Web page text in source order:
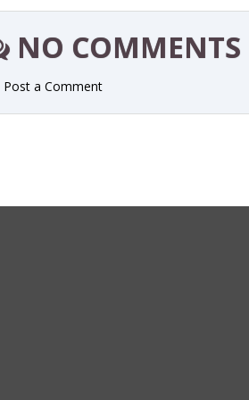
NO COMMENTS
Post a Comment